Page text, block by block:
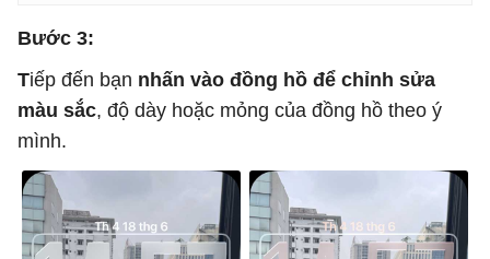
Bước 3:
Tiếp đến bạn nhấn vào đồng hồ để chỉnh sửa
màu sắc, độ dày hoặc mỏng của đồng hồ theo ý
mình.